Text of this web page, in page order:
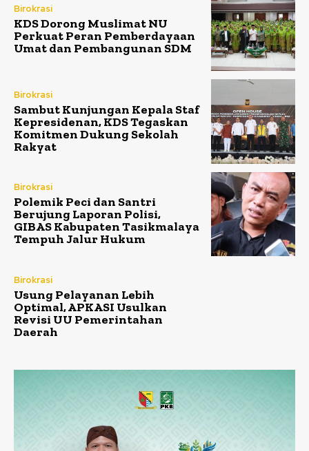
Birokrasi
KDS Dorong Muslimat NU
Perkuat Peran Pemberdayaan
Umat dan Pembangunan SDM
Birokrasi
Sambut Kunjungan Kepala Staf
Kepresidenan, KDS Tegaskan
Komitmen Dukung Sekolah
Rakyat
Birokrasi
Polemik Peci dan Santri
Berujung Laporan Polisi,
GIBAS Kabupaten Tasikmalaya
Tempuh Jalur Hukum
Birokrasi
Usung Pelayanan Lebih
Optimal, APKASI Usulkan
Revisi UU Pemerintahan
Daerah